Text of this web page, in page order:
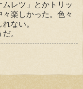
レツ」とかトリッ
楽しかった。色々
ない。
。